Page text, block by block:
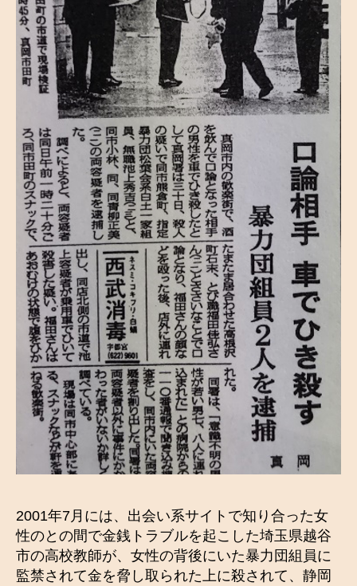
2001年7月には、出会い系サイトで知り合った女
性のとの間で金銭トラブルを起こした埼玉県越谷
市の高校教師が、女性の背後にいた暴力団組員に
監禁されて金を脅し取られた上に殺されて、静岡